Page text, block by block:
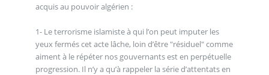
acquis au pouvoir algérien :
1- Le terrorisme islamiste à qui l’on peut imputer les
yeux fermés cet acte lâche, loin d’être "résiduel" comme
aiment à le répéter nos gouvernants est en perpétuelle
progression. Il n’y a qu’à rappeler la série d’attentats en